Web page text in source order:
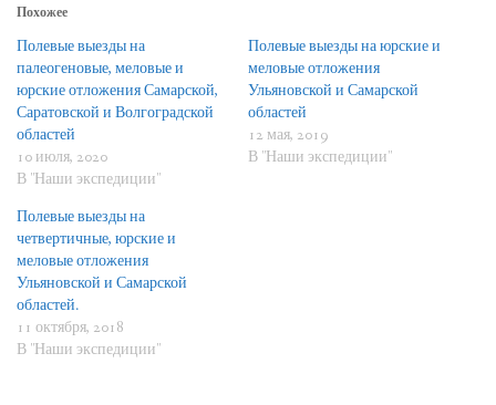
Похожее
Полевые выезды на
палеогеновые, меловые и
юрские отложения Самарской,
Саратовской и Волгоградской
областей
10 июля, 2020
В "Наши экспедиции"
Полевые выезды на юрские и
меловые отложения
Ульяновской и Самарской
областей
12 мая, 2019
В "Наши экспедиции"
Полевые выезды на
четвертичные, юрские и
меловые отложения
Ульяновской и Самарской
областей.
11 октября, 2018
В "Наши экспедиции"